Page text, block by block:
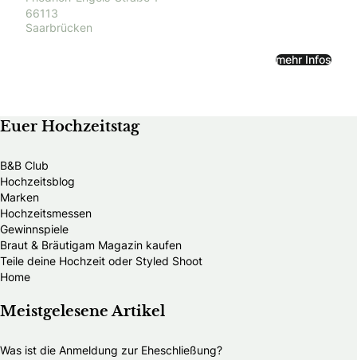
66113
Saarbrücken
mehr Infos
Euer Hochzeitstag
B&B Club
Hochzeitsblog
Marken
Hochzeitsmessen
Gewinnspiele
Braut & Bräutigam Magazin kaufen
Teile deine Hochzeit oder Styled Shoot
Home
Meistgelesene Artikel
Was ist die Anmeldung zur Eheschließung?